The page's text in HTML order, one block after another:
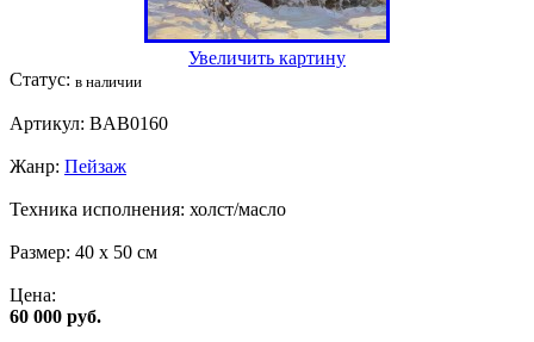
Увеличить картину
Статус: в наличии
Артикул: BAB0160
Жанр: Пейзаж
Техника исполнения: холст/масло
Размер: 40 x 50 см
Цена:
60 000 руб.